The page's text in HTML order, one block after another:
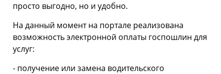
просто выгодно, но и удобно.
На данный момент на портале реализована
возможность электронной оплаты госпошлин для
услуг:
- получение или замена водительского